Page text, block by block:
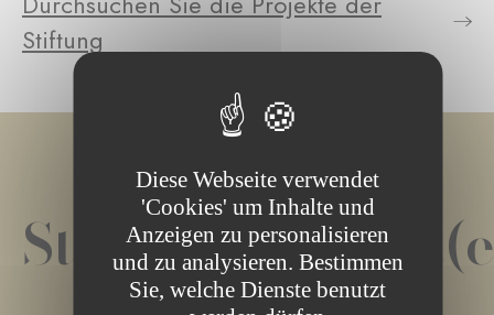
Stiftung
Diese Webseite verwendet
'Cookies' um Inhalte und
Anzeigen zu personalisieren
und zu analysieren. Bestimmen
Sie, welche Dienste benutzt